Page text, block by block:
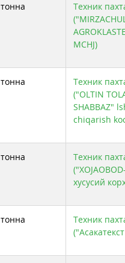
тонна
Техник
MCHJ)
тонна
Техник
("OLTIN
SHABBAZ"
chiqarish
тонна
Техник
хусусий
тонна
Техник